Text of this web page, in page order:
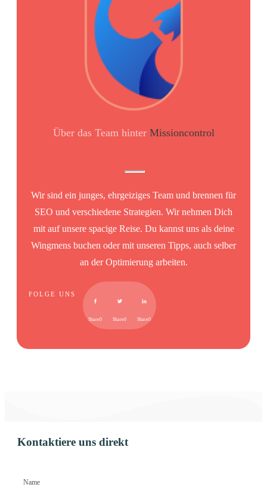
Über das Team hinter Missioncontrol
Wir sind ein junges, ehrgeiziges Team und brennen für
SEO und verschiedene Strategien. Wir nehmen Dich
mit auf unsere spacige Reise. Du kannst uns als deine
Wingmens buchen oder mit unseren Tipps, auch selber
an der Optimierung arbeiten.
FOLGE UNS
Share0 Share0 Share0
Kontaktiere uns direkt